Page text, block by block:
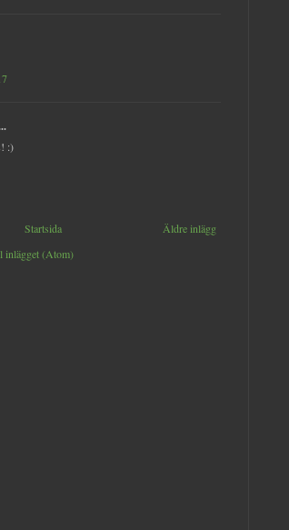
:)
Äldre inlägg
Startsida
inlägget (Atom)